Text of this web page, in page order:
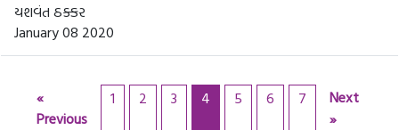
યશવંત ઠક્કર
January 08 2020
«
Previous
1 2 3 4 5 6 7
Next
»